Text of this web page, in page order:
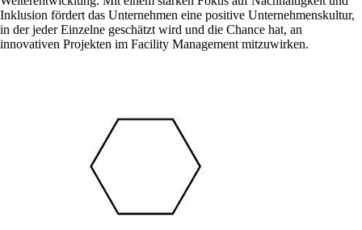
Inklusion fördert das Unternehmen eine positive Unternehmenskultur,
in der jeder Einzelne geschätzt wird und die Chance hat, an
innovativen Projekten im Facility Management mitzuwirken.